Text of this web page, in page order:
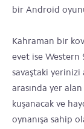
bir Android
Kahraman bir
evet ise Western
savaştaki
arasında yer
kuşanacak ve
oynanışa sahip